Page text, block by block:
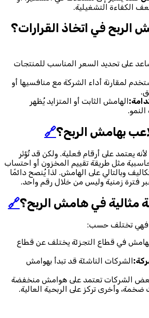
الكفاءة التشغيلية.
الربح في اتخاذ القرارات؟
على تحديد السعر المناسب للمنتجات
لمقارنة أداء الشركة مع منافسيها أو
الهامش الثابت أو المتزايد يُظهر
النمو.
بهامش الربح؟🔗
لأنه يعتمد على أرقام فعلية. ولكن قد تُؤثر
مثل طريقة تقييم المخزون أو احتساب
وبالتالي على الهامش. لذا يُنصح دائمًا
فترة زمنية وليس من خلال رقم واحد.
مثالية في هامش الربح؟🔗
فهي تختلف حسب:
في قطاع التجزئة يختلف عن قطاع
الشركات الناشئة قد تبدأ بهوامش
الشركات تعتمد على هوامش منخفضة
وأخرى تركز على الربحية العالية.